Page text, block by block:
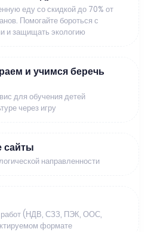
еду со скидкой до 70% от
Помогайте бороться с
и защищать экологию
и учимся беречь
для обучения детей
через игру
сайты
направленности
работ (НДВ, СЗЗ, ПЭК, ООС,
формате